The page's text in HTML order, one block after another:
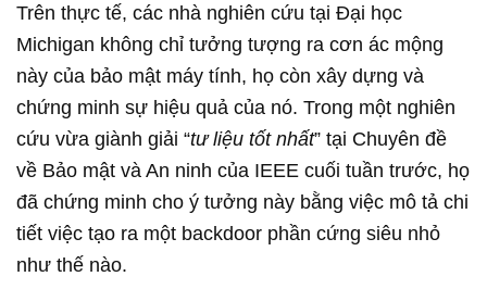
Trên thực tế, các nhà nghiên cứu tại Đại học
Michigan không chỉ tưởng tượng ra cơn ác mộng
này của bảo mật máy tính, họ còn xây dựng và
chứng minh sự hiệu quả của nó. Trong một nghiên
cứu vừa giành giải “tư liệu tốt nhất” tại Chuyên đề
về Bảo mật và An ninh của IEEE cuối tuần trước, họ
đã chứng minh cho ý tưởng này bằng việc mô tả chi
tiết việc tạo ra một backdoor phần cứng siêu nhỏ
như thế nào.